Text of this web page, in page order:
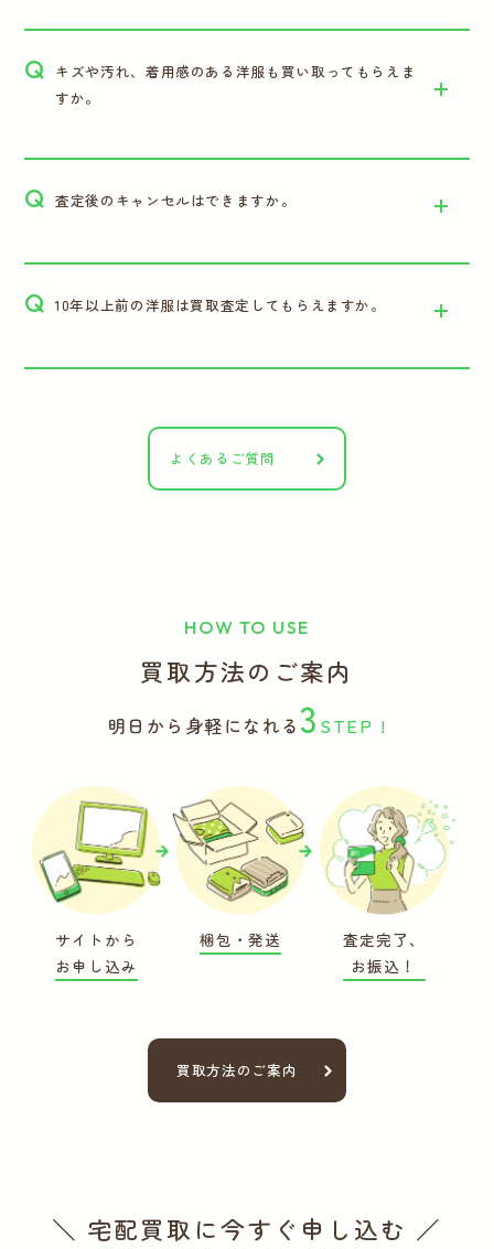
Q キズや汚れ、着用感のある洋服も買い取ってもらえま
すか。
Q 査定後のキャンセルはできますか。
Q 10年以上前の洋服は買取査定してもらえますか。
よくあるご質問
HOW TO USE
買取方法のご案内
明日から身軽になれる 3 STEP !
サイトから
お申し込み
梱包・発送
査定完了、
お振込！
買取方法のご案内
＼ 宅配買取に今すぐ申し込む ／